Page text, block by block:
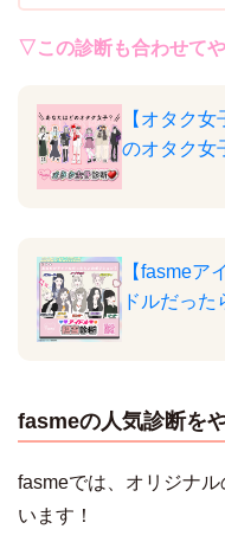
▽この診断も合わせて
【オタク
のオタク女
【fasmeア
ドルだっ
fasmeの人気診断を
fasmeでは、オリジナ
います！